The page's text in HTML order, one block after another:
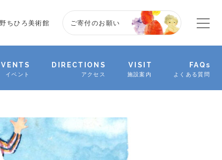
ちひろ美術館 ご寄付のお願い
イベント
DIRECTIONS
アクセス
VISIT
施設案内
FAQs
よくある質問